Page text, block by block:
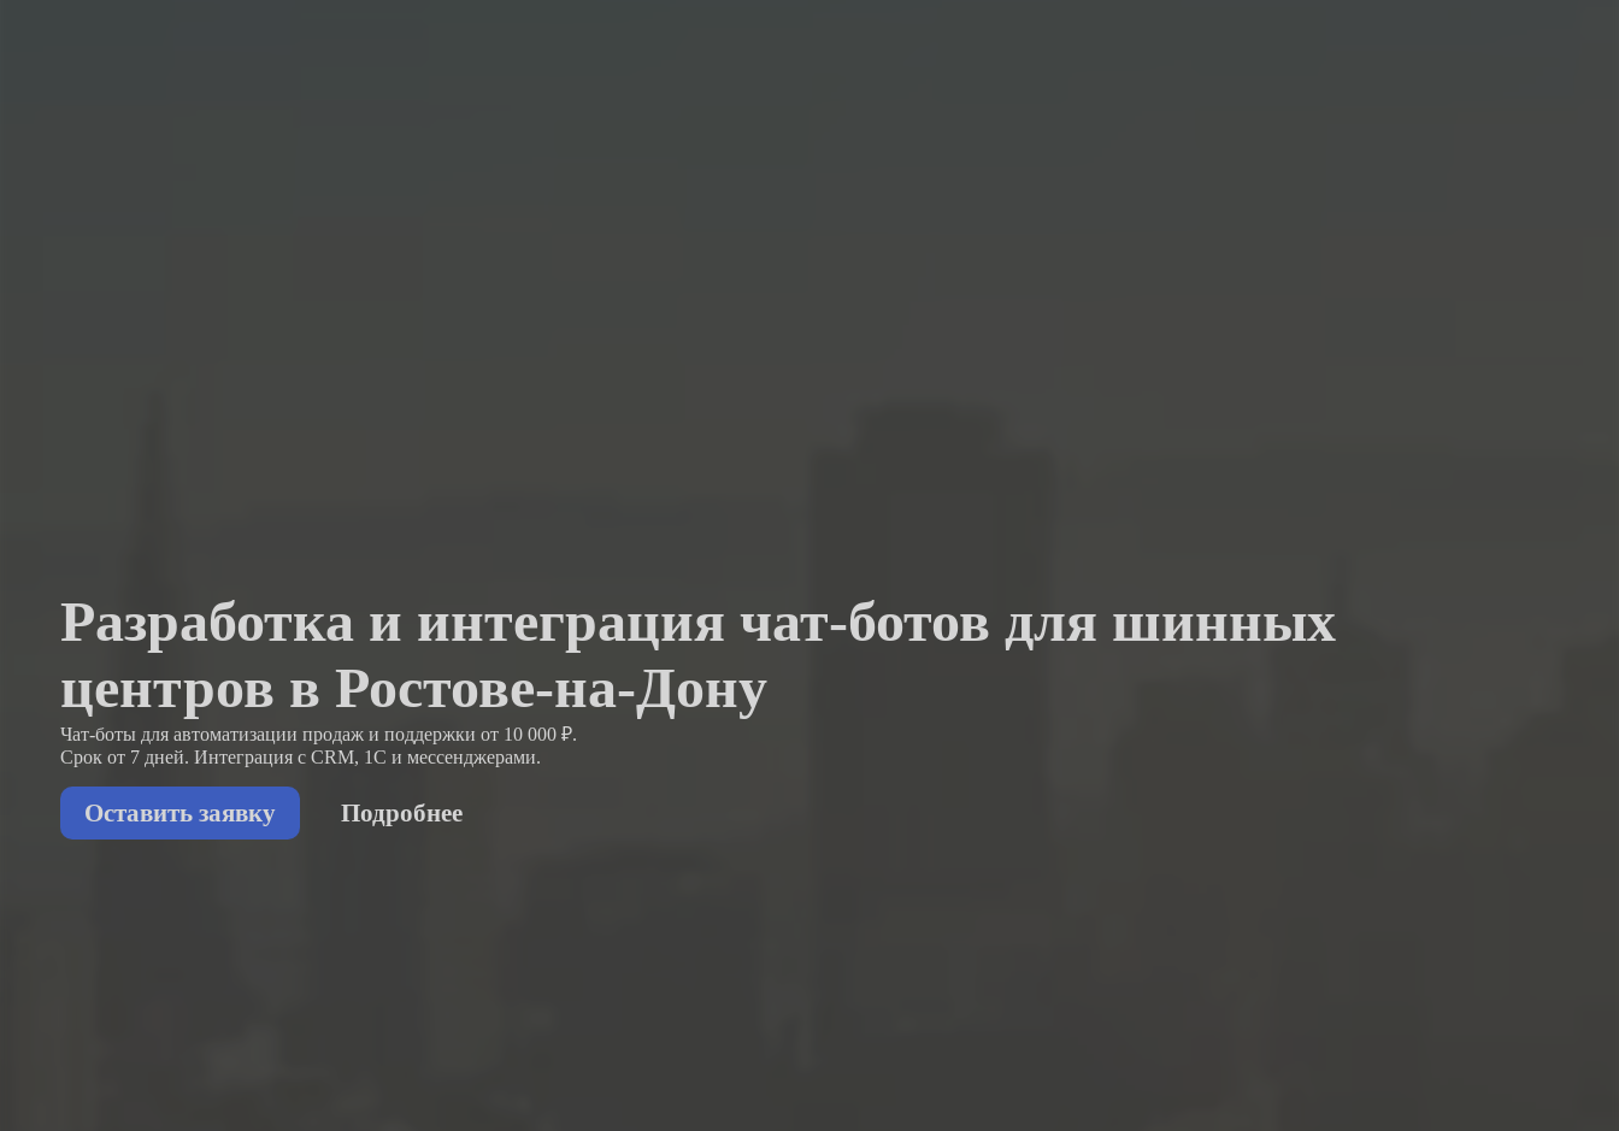
Разработка и интеграция чат-ботов для шинных
центров в Ростове-на-Дону
Чат-боты для автоматизации продаж и поддержки от 10 000 ₽.
Срок от 7 дней. Интеграция с CRM, 1С и мессенджерами.
Оставить заявку Подробнее